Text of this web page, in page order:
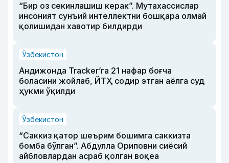
“Бир оз секинлашиш керак”. Мутахассислар
инсоният сунъий интеллектни бошқара олмай
қолишидан хавотир билдирди
Ўзбекистон
Андижонда Tracker’га 21 нафар боғча
боласини жойлаб, ЙТҲ содир этган аёлга суд
ҳукми ўқилди
Ўзбекистон
“Саккиз қатор шеърим бошимга саккизта
бомба бўлган”. Абдулла Ориповни сиёсий
айбловлардан асраб қолган воқеа